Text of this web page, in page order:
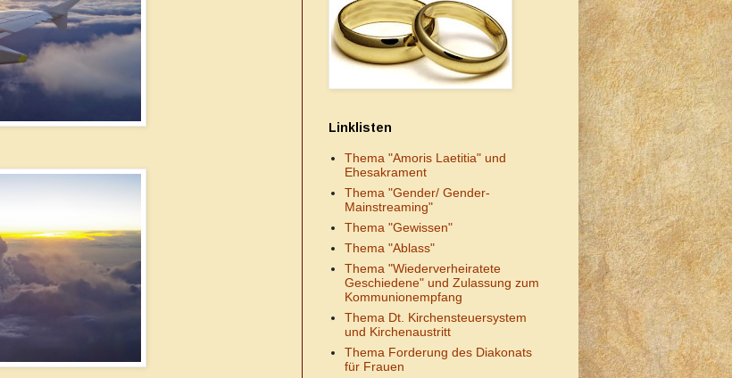
Linklisten
Thema "Amoris Laetitia" und
Ehesakrament
Thema "Gender/ Gender-
Mainstreaming"
Thema "Gewissen"
Thema "Ablass"
Thema "Wiederverheiratete
Geschiedene" und Zulassung zum
Kommunionempfang
Thema Dt. Kirchensteuersystem
und Kirchenaustritt
Thema Forderung des Diakonats
für Frauen